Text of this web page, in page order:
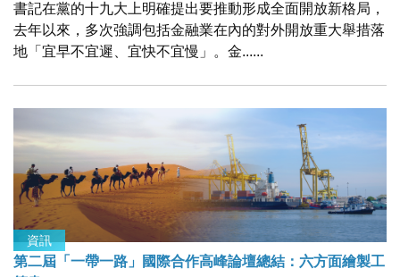
書記在黨的十九大上明確提出要推動形成全面開放新格局，
去年以來，多次強調包括金融業在內的對外開放重大舉措落
地「宜早不宜遲、宜快不宜慢」。金......
資訊
第二屆「一帶一路」國際合作高峰論壇總結：六方面繪製工